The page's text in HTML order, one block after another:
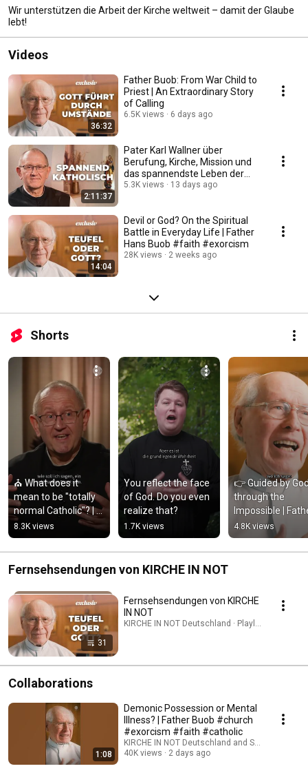
Wir unterstützen die Arbeit der Kirche weltweit – damit der Glaube
lebt!
Videos
36:32
Father Buob: From War Child to
Priest | An Extraordinary Story
of Calling
6.5K views 6 days ago
2:11:37
Pater Karl Wallner über
Berufung, Kirche, Mission und
das spannendste Leben der
Welt #katholisch
5.3K views 13 days ago
14:04
Devil or God? On the Spiritual
Battle in Everyday Life | Father
Hans Buob #faith #exorcism
28K views 2 weeks ago
Shorts
⛪ What does it
mean to be "totally
normal Catholic"? |
Father Karl Wallner
8.3K views
You reflect the face
of God. Do you even
realize that?
1.7K views
👉 Guided by
through the
Impossible |
Buob
4.8K views
Fernsehsendungen von KIRCHE IN NOT
31
Fernsehsendungen von KIRCHE
IN NOT
KIRCHE IN NOT Deutschland · Playlist
Collaborations
1:08
Demonic Possession or Mental
Illness? | Father Buob #church
#exorcism #faith #catholic
KIRCHE IN NOT Deutschland and St. Ulrich
40K views
2 days ago